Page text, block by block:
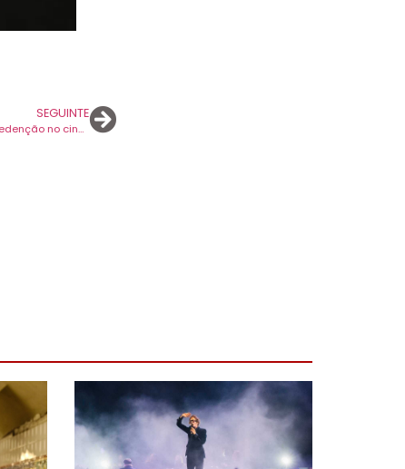
SEGUINTE
Hurry Up Tomorrow: Abel Tesfaye tenta redenção no cinema após fracasso de The Idol